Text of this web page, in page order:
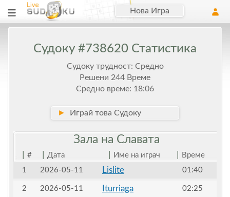
Нова Игра
Судоку #738620 Статистика
Судоку трудност: Средно
Решени 244 Време
Средно време: 18:06
► Играй това Судоку
Зала на Славата
# Дата Име на играч
Време
1
2026-05-11 Lislite 01:40
2 2026-05-11 Iturriaga 02:25